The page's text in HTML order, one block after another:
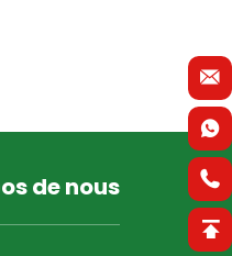
de nous